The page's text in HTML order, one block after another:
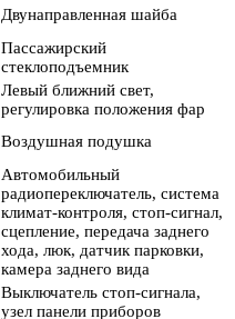
Двунаправленная шайба
Пассажирский
стеклоподъемник
Левый ближний свет,
регулировка положения фар
Воздушная подушка
Автомобильный
радиопереключатель, система
климат-контроля, стоп-сигнал,
сцепление, передача заднего
хода, люк, датчик парковки,
камера заднего вида
Выключатель стоп-сигнала,
узел панели приборов